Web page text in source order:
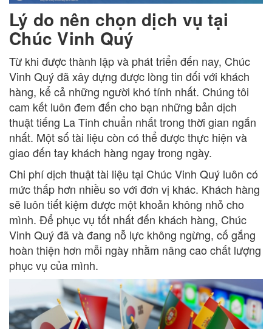
Lý do nên chọn dịch vụ tại
Chúc Vinh Quý
Từ khi được thành lập và phát triển đến nay, Chúc
Vinh Quý đã xây dựng được lòng tin đối với khách
hàng, kể cả những người khó tính nhất. Chúng tôi
cam kết luôn đem đến cho bạn những bản dịch
thuật tiếng La Tinh chuẩn nhất trong thời gian ngắn
nhất. Một số tài liệu còn có thể được thực hiện và
giao đến tay khách hàng ngay trong ngày.
Chi phí dịch thuật tài liệu tại Chúc Vinh Quý luôn có
mức thấp hơn nhiều so với đơn vị khác. Khách hàng
sẽ luôn tiết kiệm được một khoản không nhỏ cho
mình. Để phục vụ tốt nhất đến khách hàng, Chúc
Vinh Quý đã và đang nỗ lực không ngừng, cố gắng
hoàn thiện hơn mỗi ngày nhằm nâng cao chất lượng
phục vụ của mình.